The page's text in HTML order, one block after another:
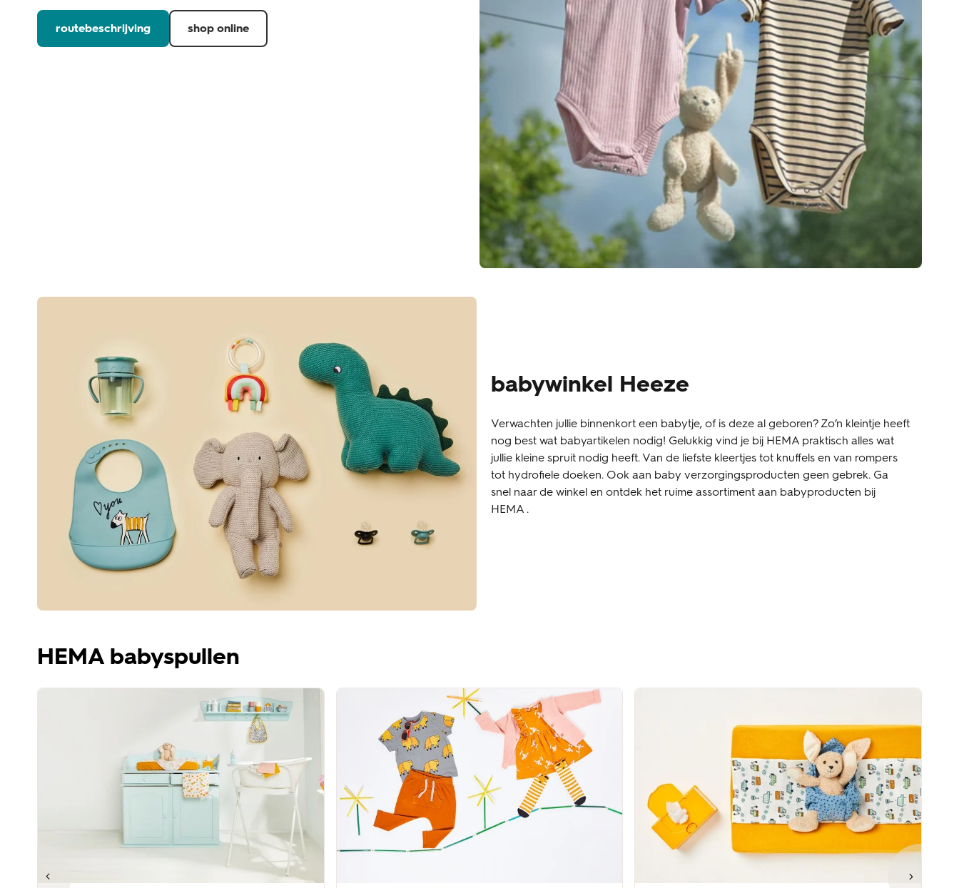
routebeschrijving shop online
babywinkel Heeze
Verwachten jullie binnenkort een babytje, of is deze al geboren? Zo’n kleintje heeft
nog best wat babyartikelen nodig! Gelukkig vind je bij HEMA praktisch alles wat
jullie kleine spruit nodig heeft. Van de liefste kleertjes tot knuffels en van rompers
tot hydrofiele doeken. Ook aan baby verzorgingsproducten geen gebrek. Ga
snel naar de winkel en ontdek het ruime assortiment aan babyproducten bij
HEMA .
HEMA babyspullen